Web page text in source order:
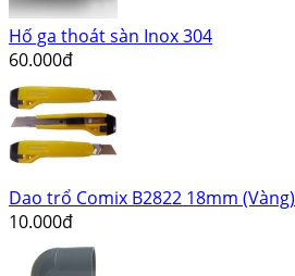
Hố ga thoát sàn Inox 304
60.000đ
Dao trổ Comix B2822 18mm (Vàng)
10.000đ